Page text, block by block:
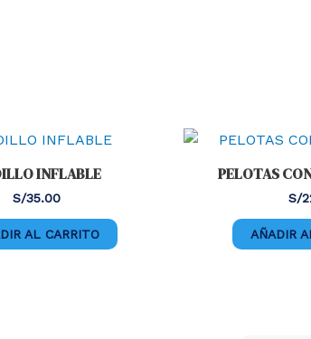
INFLABLE
S/35.00
AL CARRITO
PELOTAS
S/
AÑADIR